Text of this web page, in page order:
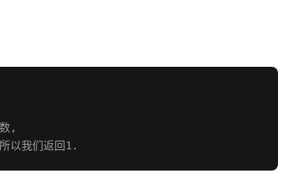
,
以我们返回1.